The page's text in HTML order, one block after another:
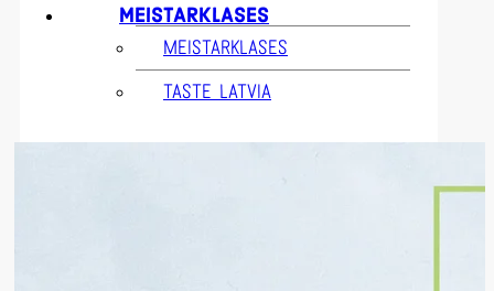
MEISTARKLASES
MEISTARKLASES
TASTE LATVIA